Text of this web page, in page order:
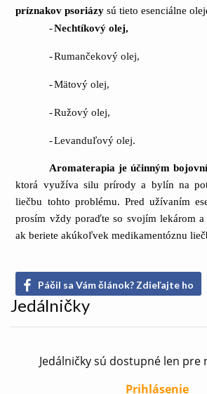
Jedálničky
Jedálničky sú dostupné len pre
Prihlásenie
príznakov psoriázysú tieto esenciálne
-Nechtíkový olej,
-Rumančekový olej,
-Mätový olej,
-Ružový olej,
-Levanduľový olej.
Aromaterapia je účinným
ktorá využíva silu prírody a bylín na
liečbu tohto problému. Pred užívaním
prosím vždy poraďte so svojím lekárom
ak beriete akúkoľvek medikamentóznu
Páčil sa Vám článok? Zdieľajte ho